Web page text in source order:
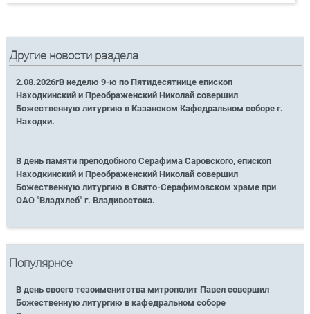
Другие новости раздела
2.08.2026гВ неделю 9-ю по Пятидесятнице епископ
Находкинский и Преображенский Николай совершил
Божественную литургию в Казанском Кафедральном соборе г.
Находки.
В день памяти преподобного Серафима Саровского, епископ
Находкинский и Преображенский Николай совершил
Божественную литургию в Свято-Серафимовском храме при
ОАО "Владхлеб" г. Владивостока.
Популярное
В день своего тезоименитства митрополит Павел совершил
Божественную литургию в кафедральном соборе